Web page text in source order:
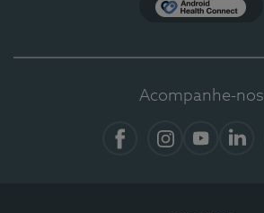
Acompanhe-nos